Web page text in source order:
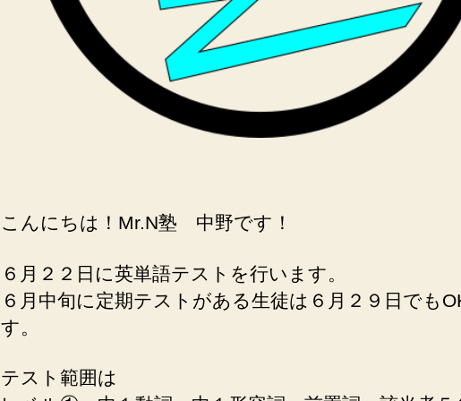
こんにちは！Mr.N塾 中野です！
６月２２日に英単語テストを行います。
６月中旬に定期テストがある生徒は６月２９日でも
す。
テスト範囲は